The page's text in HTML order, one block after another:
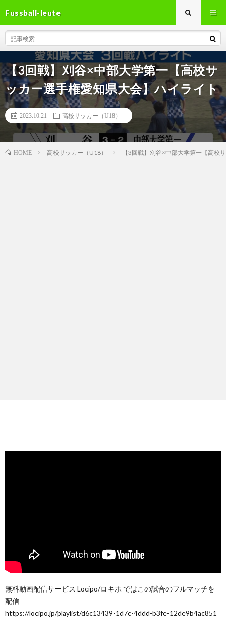
Fussball-leute
【3回戦】刈谷×中部大学第一【高校サ
ッカー選手権愛知県大会】ハイライト
2023.10.21 高校サッカー（U18）
HOME 高校サッカー（U18） 【3回戦】刈谷×中部大学第一【高校
無料動画配信サービス Locipo/ロキポ ではこの試合のフルマッチを
配信
https://locipo.jp/playlist/d6c13439-1d7c-4ddd-b3fe-12de9b4ac851